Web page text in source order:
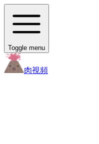
Toggle menu
肉視頻